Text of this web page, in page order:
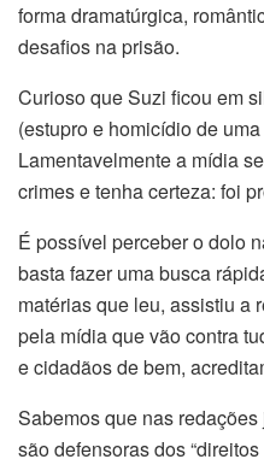
forma dramatúrgica,
desafios na prisão.
Curioso que Suzi ficou em
(estupro e homicídio de
Lamentavelmente a mídia
crimes e tenha certeza: foi
É possível perceber o dolo
basta fazer uma busca
matérias que leu, assistiu a
pela mídia que vão contra
e cidadãos de bem,
Sabemos que nas
são defensoras dos